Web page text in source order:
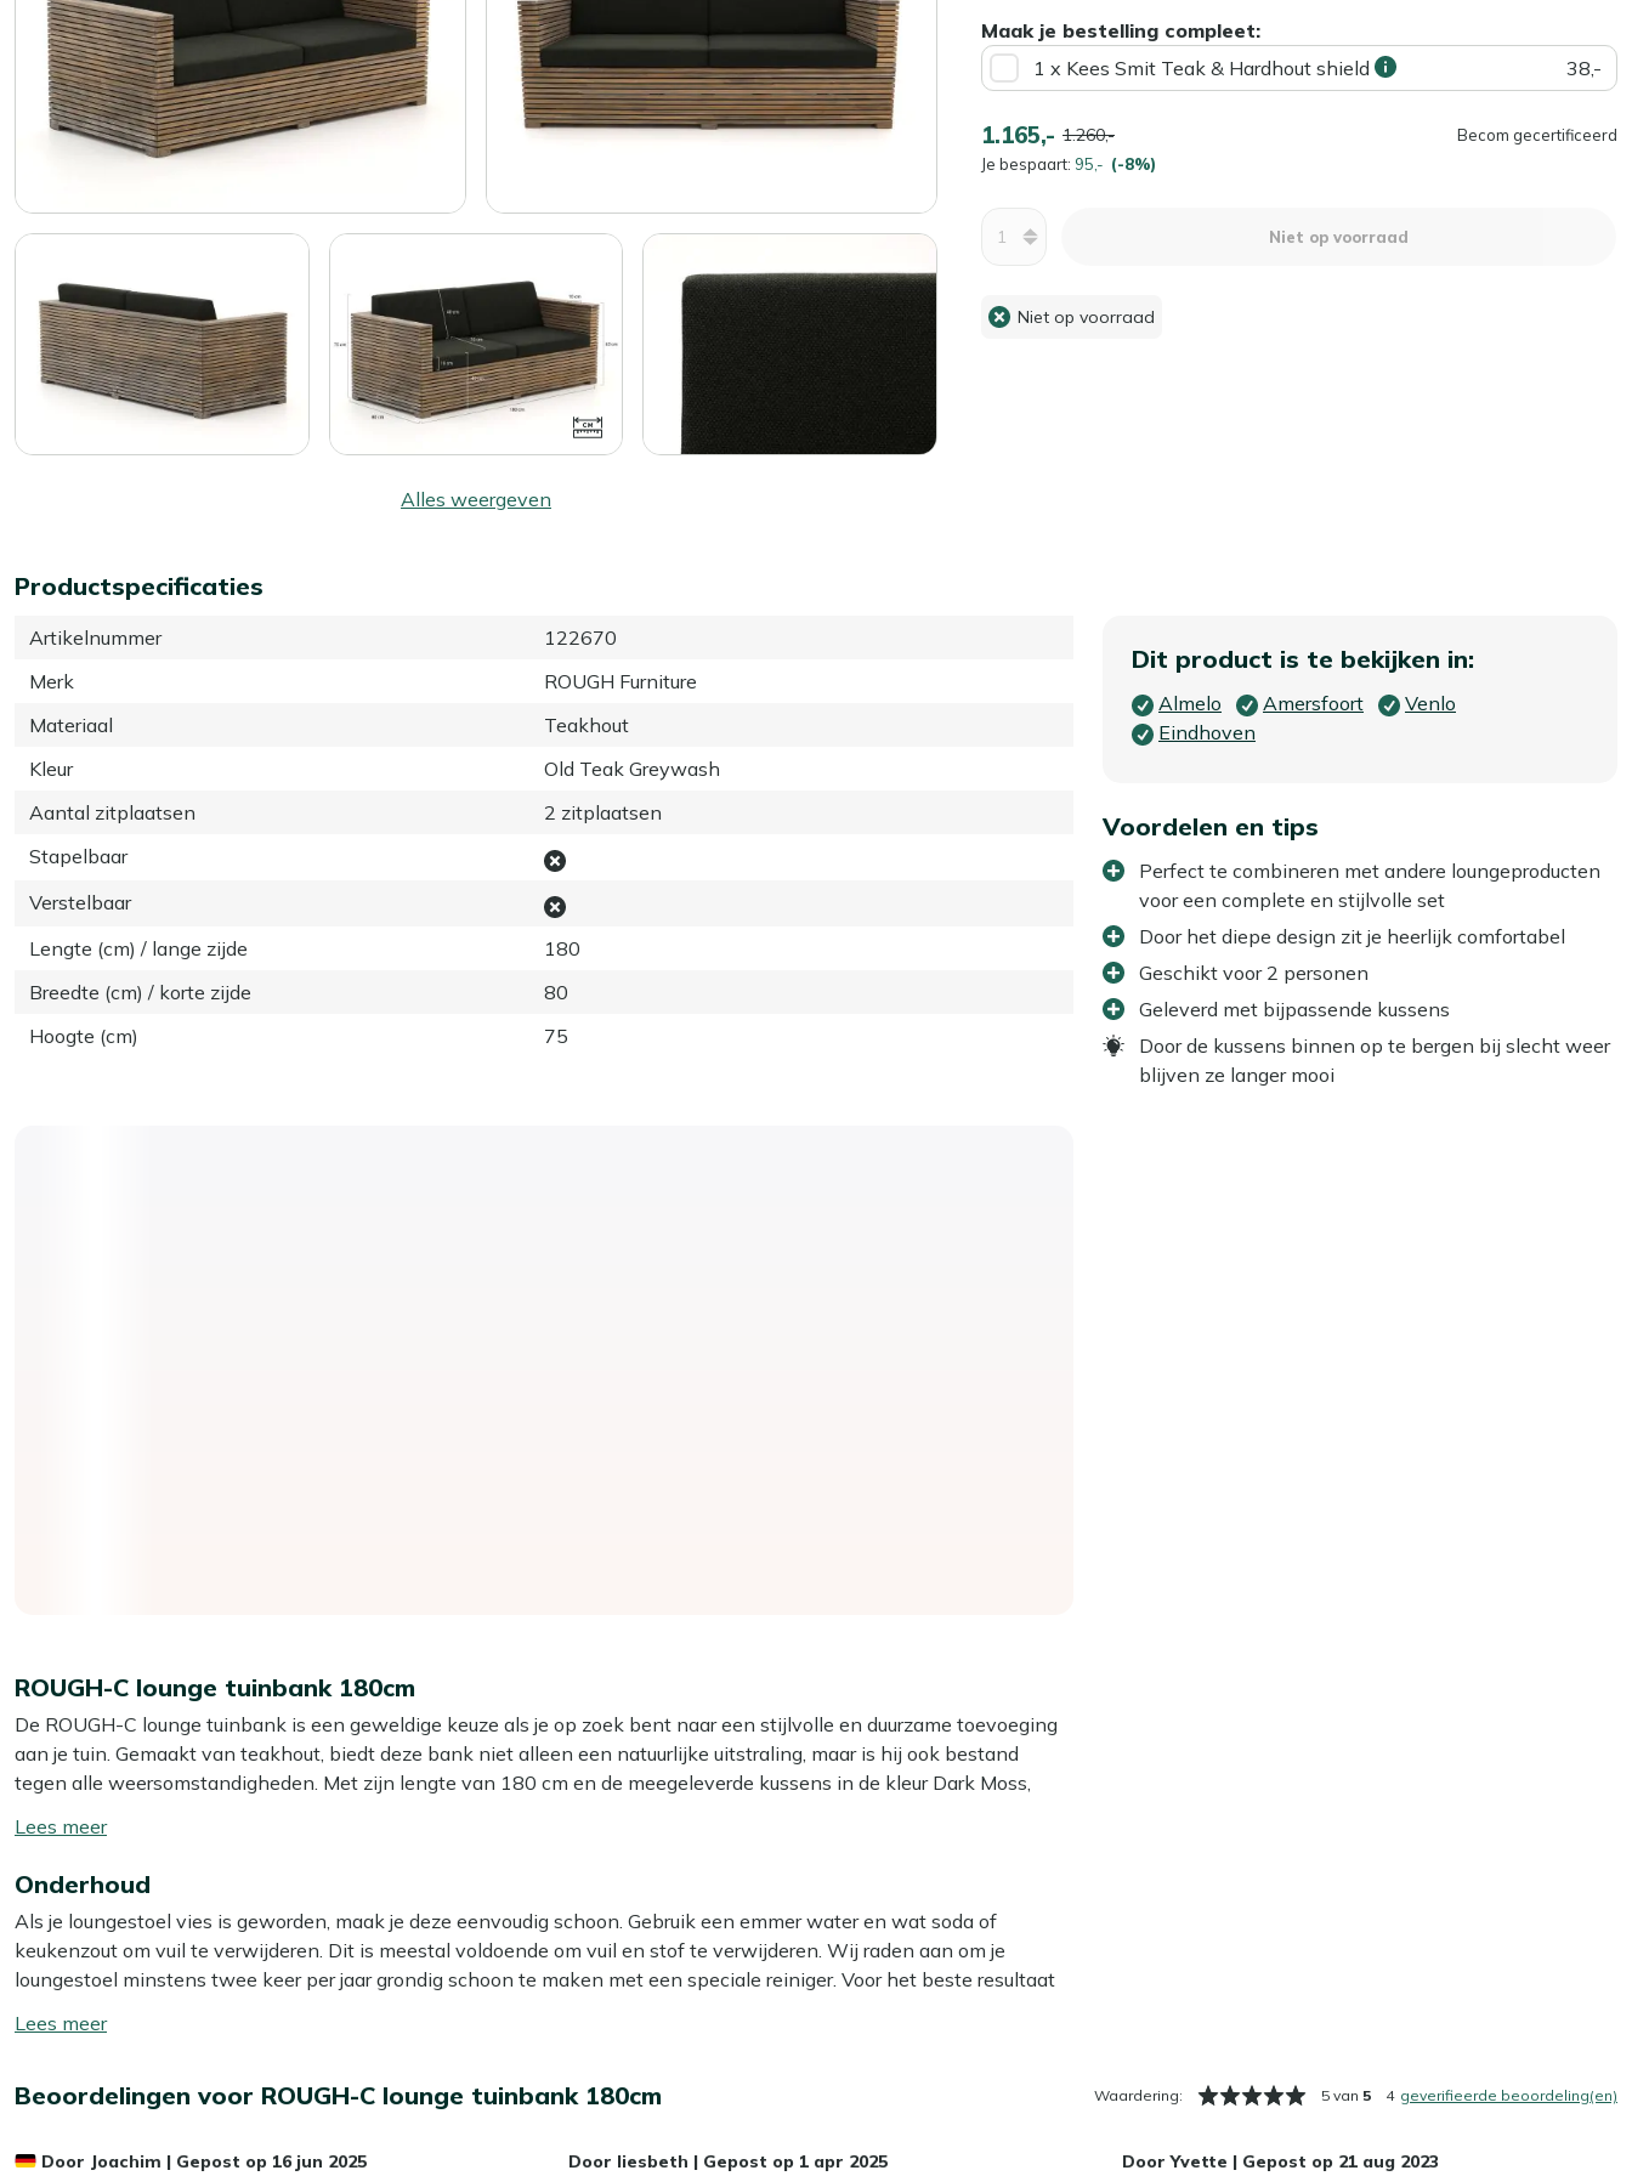
Alles weergeven
Maak je bestelling compleet:
1 x Kees Smit Teak & Hardhout shield
38,-
1.165,- 1.260,-
Je bespaart: 95,- (-8%)
Becom gecertificeerd
Niet op voorraad
Niet op voorraad
Productspecificaties
Artikelnummer
122670
Merk
ROUGH Furniture
Materiaal
Teakhout
Kleur
Old Teak Greywash
Aantal zitplaatsen
2 zitplaatsen
Stapelbaar
Verstelbaar
Lengte (cm) / lange zijde
180
Breedte (cm) / korte zijde
80
Hoogte (cm)
75
Dit product is te bekijken in:
Almelo Amersfoort
Venlo
Eindhoven
Voordelen en tips
Perfect te combineren met andere loungeproducten
voor een complete en stijlvolle set
Door het diepe design zit je heerlijk comfortabel
Geschikt voor 2 personen
Geleverd met bijpassende kussens
Door de kussens binnen op te bergen bij slecht weer
blijven ze langer mooi
ROUGH-C lounge tuinbank 180cm
De ROUGH-C lounge tuinbank is een geweldige keuze als je op zoek bent naar een stijlvolle en duurzame toevoeging
aan je tuin. Gemaakt van teakhout, biedt deze bank niet alleen een natuurlijke uitstraling, maar is hij ook bestand
tegen alle weersomstandigheden. Met zijn lengte van 180 cm en de meegeleverde kussens in de kleur Dark Moss,
zodat je eenvoudig een complete loungeset kunt samenstellen. Of je nu een boek wilt lezen of gezellig wilt kletsen
Eigenschappen
Gemaakt van teakhout:Deze bank is gemaakt van teakhout, dat bekend staat om zijn duurzaamheid en
Inclusief kussens in Dark Moss:
Ruimte voor 2 zitplaatsen: Met voldoende ruimte voor twee personen is deze bank ideaal voor een ontspannen
moment met een vriend of familielid.
Toon/verberg
meer
Onderhoud
Als je loungestoel vies is geworden, maak je deze eenvoudig schoon. Gebruik een emmer water en wat soda of
keukenzout om vuil te verwijderen. Dit is meestal voldoende om vuil en stof te verwijderen. Wij raden aan om je
loungestoel minstens twee keer per jaar grondig schoon te maken met een speciale reiniger. Voor het beste resultaat
kan het materiaal beschadigen.
Extra bescherming
Kees Smit Teak & Hardhout shield. Zo blijft je loungestoel langer mooi en hoef je minder vaak schoon te maken. Dat is
Toon/verberg
Beoordelingen voor ROUGH-C lounge tuinbank 180cm Waardering: 5 van 5 4 geverifieerde beoordeling(en)
Door Joachim | Gepost op 16 jun 2025
Door liesbeth | Gepost op 1 apr 2025
Door Yvette | Gepost op 21 aug 2023